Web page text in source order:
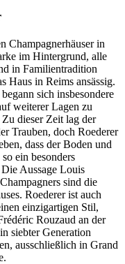
Champagnerhäuser in
im Hintergrund, alle
in Familientradition
Haus in Reims ansässig.
sich insbesondere
weiterer Lagen zu
dieser Zeit lag der
Trauben, doch Roederer
dass der Boden und
ein besonders
Aussage Louis
sind die
Roederer ist auch
einzigartigen Stil,
Rouzaud an der
siebter Generation
ausschließlich in Grand